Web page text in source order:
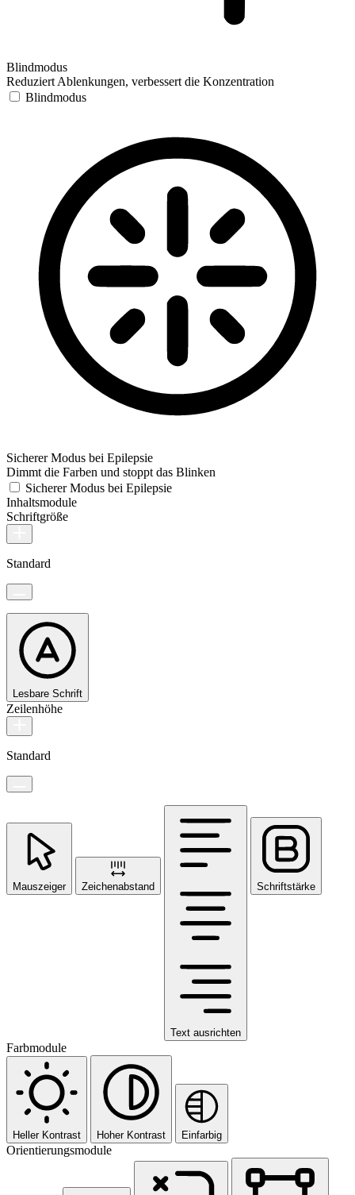
Blindmodus
Reduziert Ablenkungen, verbessert die Konzentration
Blindmodus
Sicherer Modus bei Epilepsie
Dimmt die Farben und stoppt das Blinken
Sicherer Modus bei Epilepsie
Inhaltsmodule
Schriftgröße
Standard
Lesbare Schrift
Zeilenhöhe
Standard
Mauszeiger Zeichenabstand
Text ausrichten
Schriftstärke
Farbmodule
Heller Kontrast Hoher Kontrast Einfarbig
Orientierungsmodule